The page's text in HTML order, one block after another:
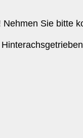
Nehmen Sie bitte